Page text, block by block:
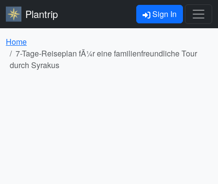
Plantrip Sign In
Home
7-Tage-Reiseplan fÃ¼r eine familienfreundliche Tour
durch Syrakus